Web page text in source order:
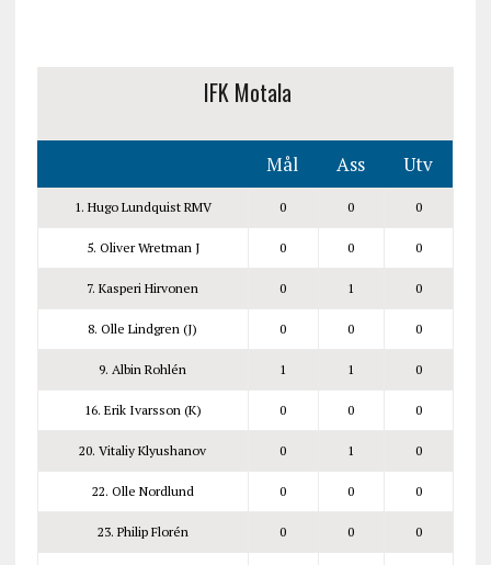
IFK Motala
Mål Ass Utv
1. Hugo Lundquist RMV 0 0 0
5. Oliver Wretman J 0 0 0
7. Kasperi Hirvonen 0 1 0
8. Olle Lindgren (J) 0 0 0
9. Albin Rohlén 1 1 0
16. Erik Ivarsson (K) 0 0 0
20. Vitaliy Klyushanov 0 1 0
22. Olle Nordlund 0 0 0
23. Philip Florén 0 0 0